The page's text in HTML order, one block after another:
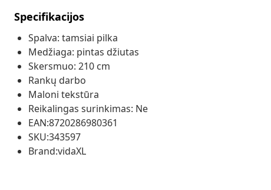
Specifikacijos
Spalva: tamsiai pilka
Medžiaga: pintas džiutas
Skersmuo: 210 cm
Rankų darbo
Maloni tekstūra
Reikalingas surinkimas: Ne
EAN:8720286980361
SKU:343597
Brand:vidaXL